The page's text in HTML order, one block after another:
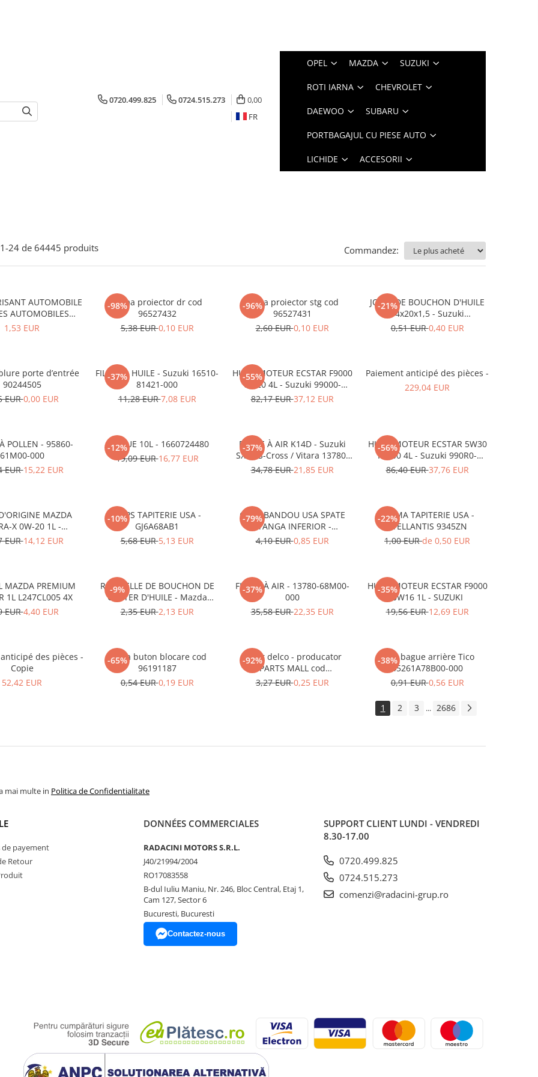
0720.499.825 0724.515.273
0,00
FR
OPEL MAZDA SUZUKI
ROTI IARNA CHEVROLET
DAEWOO SUBARU
PORTBAGAJUL CU PIESE AUTO
LICHIDE ACCESORII
1-24 de 64445 produits Commandez:
AUTOMOBILE
AUTOMOBILES
RADACINI
1,53 EUR
-98%
Rama proiector dr cod
96527432
5,38 EUR0,10 EUR
-96%
Rama proiector stg cod
96527431
2,60 EUR0,10 EUR
-21%
JOINT DE BOUCHON D'HUILE
14x20x1,5 - Suzuki
09168M14015-000
0,51 EUR0,40 EUR
porte d’entrée
90244505
EUR0,00 EUR
-37%
FILTRE À HUILE - Suzuki 16510-
81421-000
11,28 EUR7,08 EUR
-55%
HUILE MOTEUR ECSTAR F9000
0W20 4L - Suzuki 99000-
21E20-047
82,17 EUR37,12 EUR
Paiement anticipé des pièces -
229,04 EUR
POLLEN - 95860-
61M00-000
EUR15,22 EUR
-12%
ADBLUE 10L - 1660724480
19,09 EUR16,77 EUR
-37%
FILTRE À AIR K14D - Suzuki
SX4 / S-Cross / Vitara 13780-
53SA0-000
34,78 EUR21,85 EUR
-56%
HUILE MOTEUR ECSTAR 5W30
F9000 4L - Suzuki 990R0-
21E72-004
86,40 EUR37,76 EUR
MAZDA
X 0W-20 1L -
EUR14,12 EUR
-10%
CLIPS TAPITERIE USA -
GJ6A68AB1
5,68 EUR5,13 EUR
-79%
CLIPS BANDOU USA SPATE
STANGA INFERIOR -
KD5351SJ3A
4,10 EUR0,85 EUR
-22%
CLEMA TAPITERIE USA -
STELLANTIS 9345ZN
1,00 EURde 0,50 EUR
MAZDA PREMIUM
1L L247CL005 4X
EUR4,40 EUR
-9%
RONDELLE DE BOUCHON DE
CARTER D'HUILE - Mazda
995641400
2,35 EUR2,13 EUR
-37%
FILTRE À AIR - 13780-68M00-
000
35,58 EUR22,35 EUR
-35%
HUILE MOTEUR ECSTAR F9000
0W16 1L - SUZUKI
19,56 EUR12,69 EUR
des pièces -
Copie
52,42 EUR
-65%
Rama buton blocare cod
96191187
0,54 EUR0,19 EUR
-92%
Rotor delco - producator
PARTS MALL cod
33310A78B00-000
3,27 EUR0,25 EUR
-38%
Bras bague arrière Tico
45261A78B00-000
0,91 EUR0,56 EUR
1 2 3 ... 2686
mai multe in Politica de Confidentialitate
payement
Retour
DONNÉES COMMERCIALES
RADACINI MOTORS S.R.L.
J40/21994/2004
RO17083558
B-dul Iuliu Maniu, Nr. 246, Bloc Central, Etaj 1,
Cam 127, Sector 6
Bucuresti, Bucuresti
Contactez-nous
SUPPORT CLIENT LUNDI - VENDREDI
8.30-17.00
0720.499.825
0724.515.273
comenzi@radacini-grup.ro